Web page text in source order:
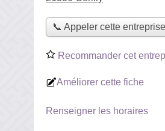
📞 Appeler cette
Recommander cet
Améliorer cette fiche
Renseigner les horaires